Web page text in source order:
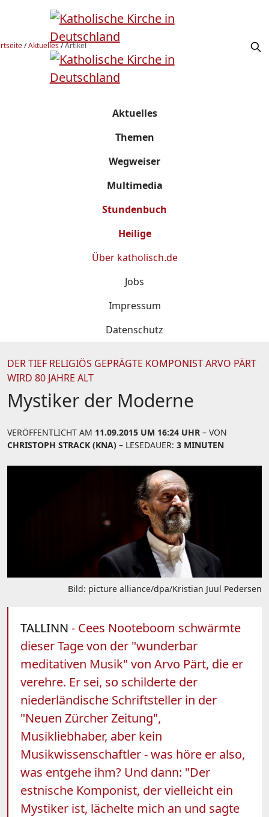
/Aktuelles/Artikel
Aktuelles
Themen
Wegweiser
Multimedia
Stundenbuch
Heilige
Über katholisch.de
Jobs
Impressum
Datenschutz
DER TIEF RELIGIÖS GEPRÄGTE KOMPONIST ARVO PÄRT
WIRD 80 JAHRE ALT
Mystiker der Moderne
VERÖFFENTLICHT AM 11.09.2015 UM 16:24 UHR – VON
CHRISTOPH STRACK (KNA) – LESEDAUER: 3 MINUTEN
Bild: picture alliance/dpa/Kristian Juul Pedersen
TALLINN - Cees Nooteboom schwärmte
dieser Tage von der "wunderbar
meditativen Musik" von Arvo Pärt, die er
verehre. Er sei, so schilderte der
niederländische Schriftsteller in der
"Neuen Zürcher Zeitung",
Musikliebhaber, aber kein
Musikwissenschaftler - was höre er also,
was entgehe ihm? Und dann: "Der
estnische Komponist, der vielleicht ein
Mystiker ist, lächelte mich an und sagte